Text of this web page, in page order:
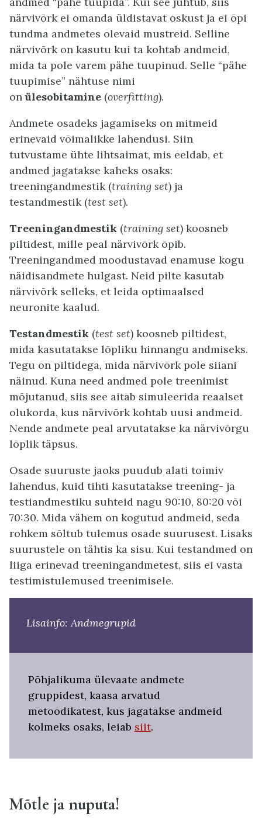
närvivõrk ei omanda üldistavat oskust ja ei õpi
tundma andmetes olevaid mustreid. Selline
närvivõrk on kasutu kui ta kohtab andmeid,
mida ta pole varem pähe tuupinud. Selle “pähe
tuupimise” nähtuse nimi
onülesobitamine (overfitting).
Andmete osadeks jagamiseks on mitmeid
erinevaid võimalikke lahendusi. Siin
tutvustame ühte lihtsaimat, mis eeldab, et
andmed jagatakse kaheks osaks:
treeningandmestik (training set) ja
testandmestik (test set).
Treeningandmestik (training set) koosneb
piltidest, mille peal närvivõrk õpib.
Treeningandmed moodustavad enamuse kogu
näidisandmete hulgast. Neid pilte kasutab
närvivõrk selleks, et leida optimaalsed
neuronite kaalud.
Testandmestik (test set) koosneb piltidest,
mida kasutatakse lõpliku hinnangu andmiseks.
Tegu on piltidega, mida närvivõrk pole siiani
näinud. Kuna need andmed pole treenimist
mõjutanud, siis see aitab simuleerida reaalset
olukorda, kus närvivõrk kohtab uusi andmeid.
Nende andmete peal arvutatakse ka närvivõrgu
lõplik täpsus.
Osade suuruste jaoks puudub alati toimiv
lahendus, kuid tihti kasutatakse treening- ja
testiandmestiku suhteid nagu 90:10, 80:20 või
70:30. Mida vähem on kogutud andmeid, seda
rohkem sõltub tulemus osade suurusest. Lisaks
suurustele on tähtis ka sisu. Kui testandmed on
liiga erinevad treeningandmetest, siis ei vasta
testimistulemused treenimisele.
Lisainfo: Andmegrupid
Põhjalikuma ülevaate andmete
gruppidest, kaasa arvatud
metoodikatest, kus jagatakse andmeid
kolmeks osaks, leiab siit.
Mõtle ja nuputa!